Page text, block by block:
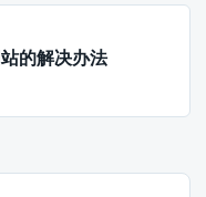
的解决办法